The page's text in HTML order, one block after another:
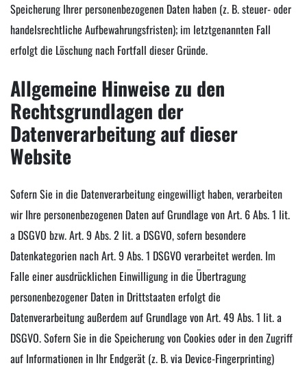
Speicherung Ihrer personenbezogenen Daten haben (z. B. steuer- oder
handelsrechtliche Aufbewahrungsfristen); im letztgenannten Fall
erfolgt die Löschung nach Fortfall dieser Gründe.
Allgemeine Hinweise zu den
Rechtsgrundlagen der
Datenverarbeitung auf dieser
Website
Sofern Sie in die Datenverarbeitung eingewilligt haben, verarbeiten
wir Ihre personenbezogenen Daten auf Grundlage von Art. 6 Abs. 1 lit.
a DSGVO bzw. Art. 9 Abs. 2 lit. a DSGVO, sofern besondere
Datenkategorien nach Art. 9 Abs. 1 DSGVO verarbeitet werden. Im
Falle einer ausdrücklichen Einwilligung in die Übertragung
personenbezogener Daten in Drittstaaten erfolgt die
Datenverarbeitung außerdem auf Grundlage von Art. 49 Abs. 1 lit. a
DSGVO. Sofern Sie in die Speicherung von Cookies oder in den Zugriff
auf Informationen in Ihr Endgerät (z. B. via Device-Fingerprinting)